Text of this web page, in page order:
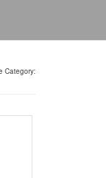
Category: